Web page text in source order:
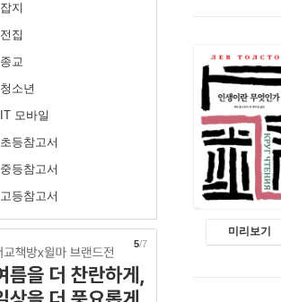
잡지
전집
종교
청소년
IT 모바일
초등참고서
중등참고서
고등참고서
6/7
미리보기